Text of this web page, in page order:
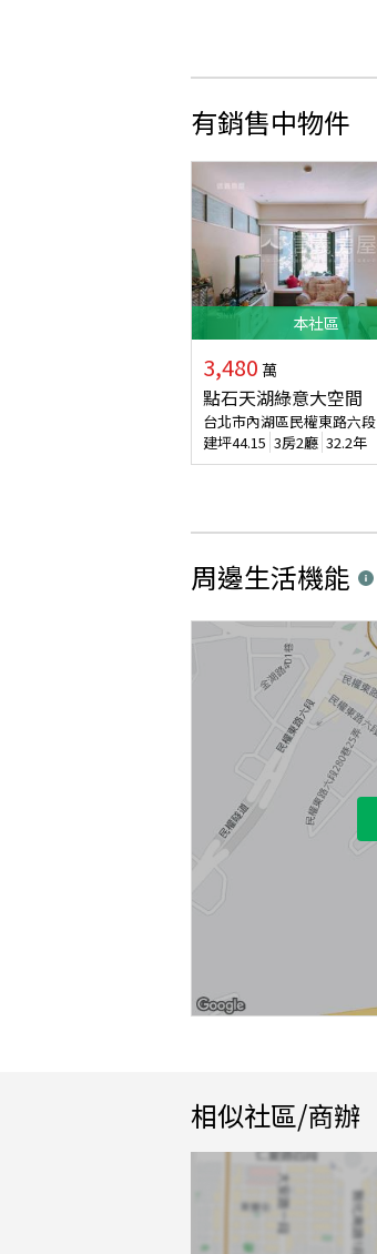
有銷售中物件
本社區
3,480 萬
點石天湖綠意大空間
台北市內湖區民權東路六段
建坪44.15 3房2廳 32.2年
周邊生活機能
相似社區/商辦